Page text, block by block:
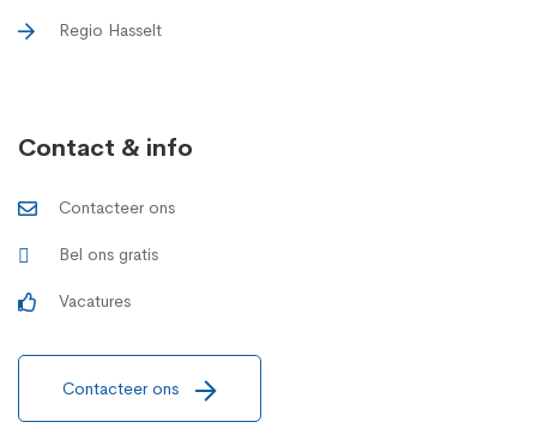
Regio Hasselt
Contact & info
Contacteer ons
Bel ons gratis
Vacatures
Contacteer ons